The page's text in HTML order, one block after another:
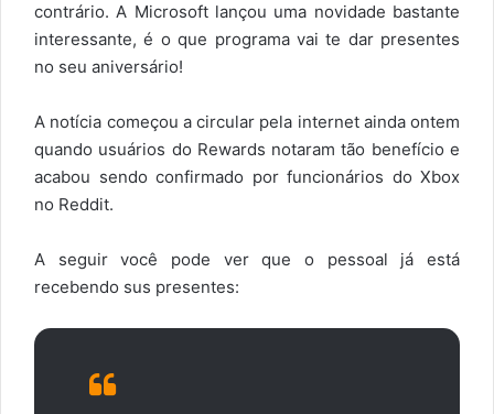
contrário. A Microsoft lançou uma novidade bastante
interessante, é o que programa vai te dar presentes
no seu aniversário!
A notícia começou a circular pela internet ainda ontem
quando usuários do Rewards notaram tão benefício e
acabou sendo confirmado por funcionários do Xbox
no Reddit.
A seguir você pode ver que o pessoal já está
recebendo sus presentes: